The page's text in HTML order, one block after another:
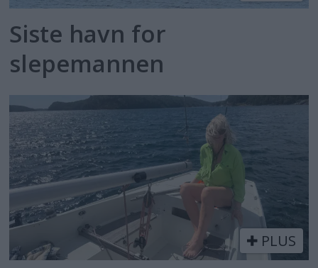
Siste havn for
slepemannen
PLUS